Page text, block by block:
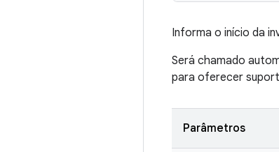
Informa o início da
Será chamado
para oferecer
Parâmetros